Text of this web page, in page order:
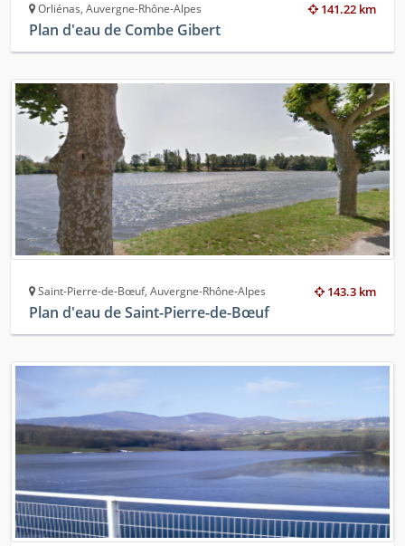
141.22 km
Orliénas, Auvergne-Rhône-Alpes
Plan d'eau de Combe Gibert
143.3 km
Saint-Pierre-de-Bœuf, Auvergne-Rhône-Alpes
Plan d'eau de Saint-Pierre-de-Bœuf